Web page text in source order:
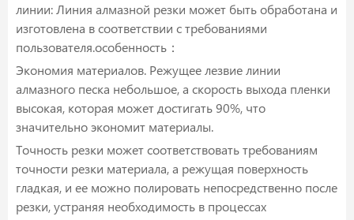
линии: Линия алмазной резки может быть обработана и
изготовлена в соответствии с требованиями
пользователя.особенность：
Экономия материалов. Режущее лезвие линии
алмазного песка небольшое, а скорость выхода пленки
высокая, которая может достигать 90%, что
значительно экономит материалы.
Точность резки может соответствовать требованиям
точности резки материала, а режущая поверхность
гладкая, и ее можно полировать непосредственно после
резки, устраняя необходимость в процессах